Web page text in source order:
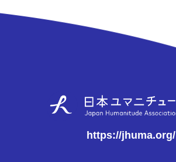
https://jhuma.org/